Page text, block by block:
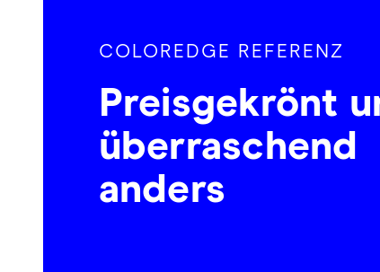
COLOREDGE REFERENZ
Preisgekrönt
überraschend
anders